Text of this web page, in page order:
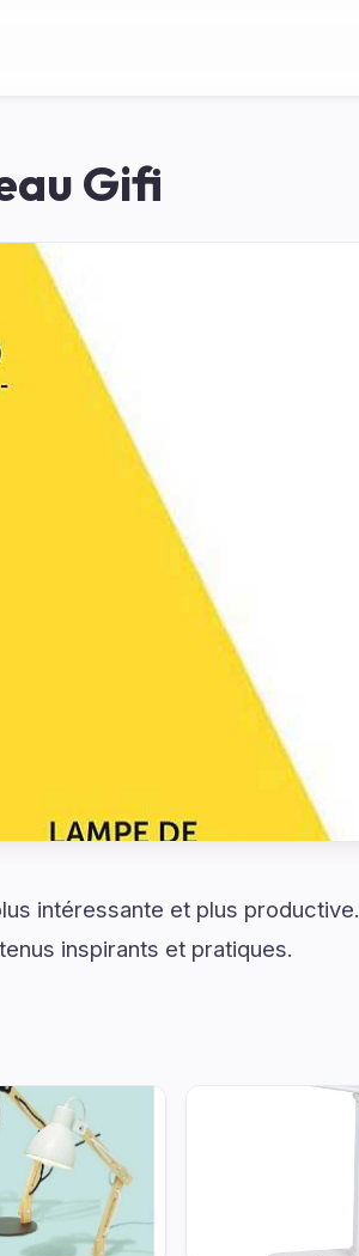
Gifi
intéressante et plus productive.
inspirants et pratiques.